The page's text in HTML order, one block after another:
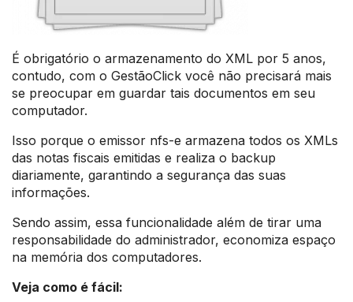
É obrigatório o armazenamento do XML por 5 anos,
contudo, com o GestãoClick você não precisará mais
se preocupar em guardar tais documentos em seu
computador.
Isso porque o emissor nfs-e armazena todos os XMLs
das notas fiscais emitidas e realiza o backup
diariamente, garantindo a segurança das suas
informações.
Sendo assim, essa funcionalidade além de tirar uma
responsabilidade do administrador, economiza espaço
na memória dos computadores.
Veja como é fácil: